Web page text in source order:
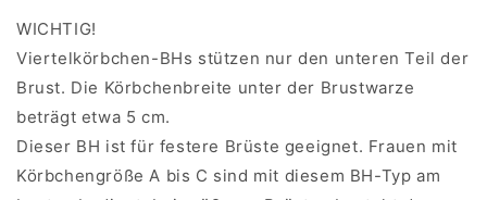
WICHTIG!
Viertelkörbchen-BHs stützen nur den unteren Teil der
Brust. Die Körbchenbreite unter der Brustwarze
beträgt etwa 5 cm.
Dieser BH ist für festere Brüste geeignet. Frauen mit
Körbchengröße A bis C sind mit diesem BH-Typ am